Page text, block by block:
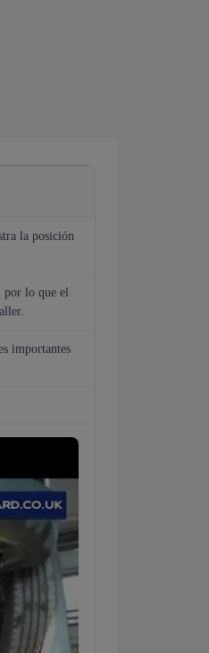
la posición
lo que el
importantes